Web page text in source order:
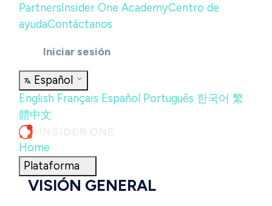
Partners Insider One AcademyCentro de
ayudaContáctanos
Iniciar sesión
Español
English Français Español Português 한국어 繁
體中文
Home
Plataforma
VISIÓN GENERAL